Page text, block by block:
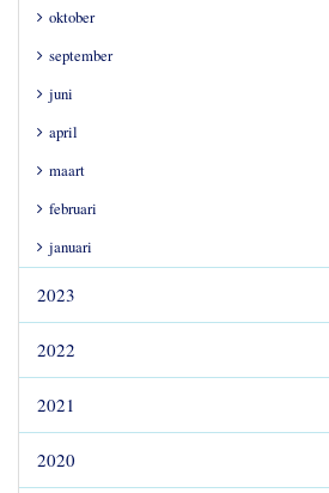
oktober
september
juni
april
maart
februari
januari
2023
2022
2021
2020